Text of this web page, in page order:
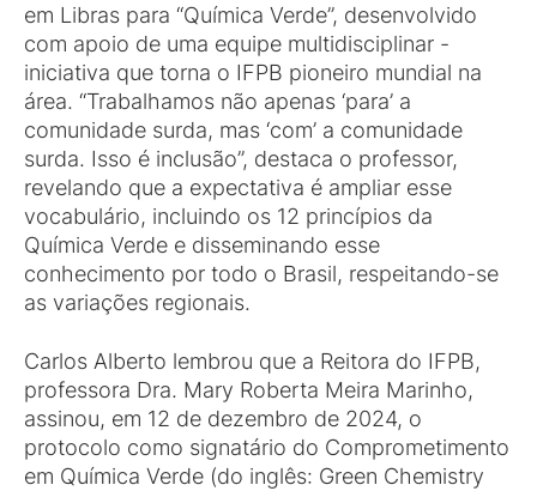
em Libras para “Química Verde”, desenvolvido
com apoio de uma equipe multidisciplinar -
iniciativa que torna o IFPB pioneiro mundial na
área. “Trabalhamos não apenas ‘para’ a
comunidade surda, mas ‘com’ a comunidade
surda. Isso é inclusão”, destaca o professor,
revelando que a expectativa é ampliar esse
vocabulário, incluindo os 12 princípios da
Química Verde e disseminando esse
conhecimento por todo o Brasil, respeitando-se
as variações regionais.
Carlos Alberto lembrou que a Reitora do IFPB,
professora Dra. Mary Roberta Meira Marinho,
assinou, em 12 de dezembro de 2024, o
protocolo como signatário do Comprometimento
em Química Verde (do inglês: Green Chemistry